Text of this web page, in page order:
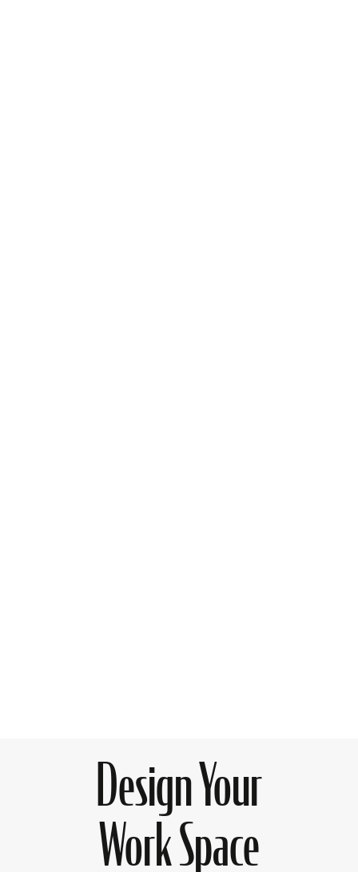
Design Your
Work Space